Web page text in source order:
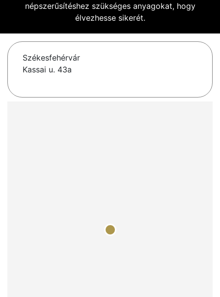
népszerűsítéshez szükséges anyagokat, hogy
élvezhesse sikerét.
Székesfehérvár
Kassai u. 43a